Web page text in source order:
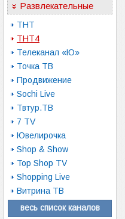
Развлекательные
ТНТ
ТНТ4
Телеканал «Ю»
Точка ТВ
Продвижение
Sochi Live
Твтур.ТВ
7 TV
Ювелирочка
Shop & Show
Top Shop TV
Shopping Live
Витрина ТВ
весь список каналов